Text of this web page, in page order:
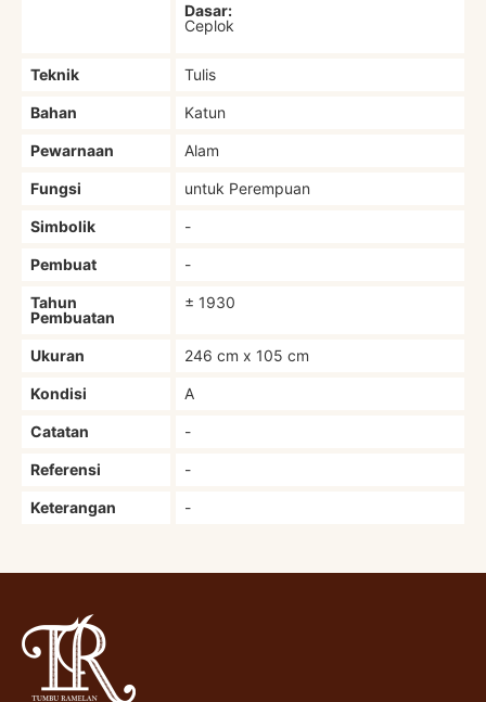
Dasar:
Ceplok
Teknik Tulis
Bahan Katun
Pewarnaan Alam
Fungsi untuk Perempuan
Simbolik -
Pembuat -
Tahun
Pembuatan
± 1930
Ukuran 246 cm x 105 cm
Kondisi A
Catatan -
Referensi -
Keterangan -